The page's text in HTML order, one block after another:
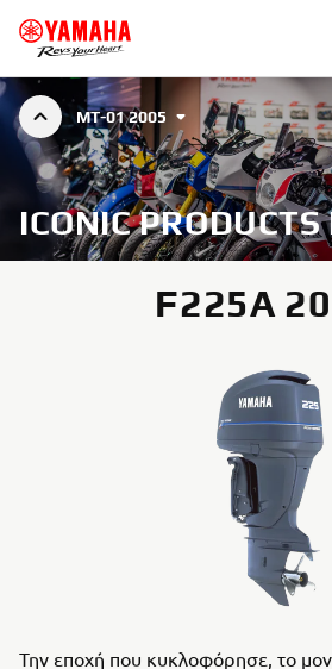
MT-01 2005
ICONIC
F225A
Την εποχή που κυκλοφόρησε, το